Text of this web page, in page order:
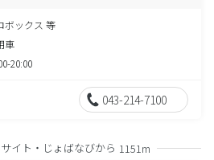
ボックス 等
車
20:00
043-214-7100
イト・じょばなびから 1151m